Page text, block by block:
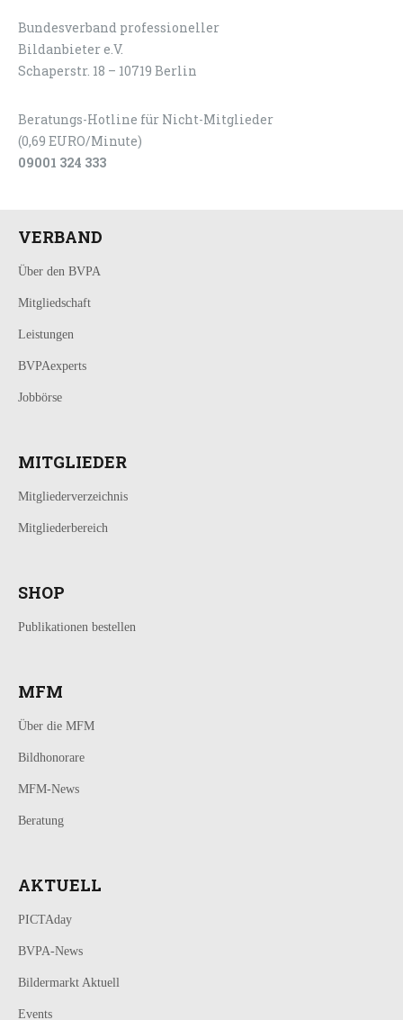
Bundesverband professioneller
Bildanbieter e.V.
Schaperstr. 18 – 10719 Berlin
Beratungs-Hotline für Nicht-Mitglieder
(0,69 EURO/Minute)
09001 324 333
VERBAND
Über den BVPA
Mitgliedschaft
Leistungen
BVPAexperts
Jobbörse
MITGLIEDER
Mitgliederverzeichnis
Mitgliederbereich
SHOP
Publikationen bestellen
MFM
Über die MFM
Bildhonorare
MFM-News
Beratung
AKTUELL
PICTAday
BVPA-News
Bildermarkt Aktuell
Events